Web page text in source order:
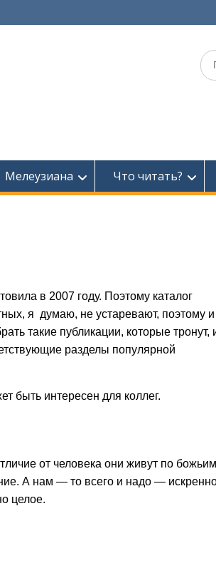
по:
Мелеузиана Что читать?
в 2007 году. Поэтому каталог
я думаю, не устаревают, поэтому
такие публикации, которые тронут,
разделы популярной
быть интересен для коллег.
от человека они живут по божьим
А нам — то всего и надо —
целое.